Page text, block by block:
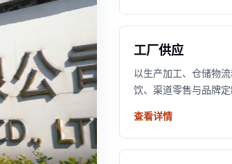
工厂供应
以生产加工、仓储物
饮、渠道零售与品牌定
查看详情